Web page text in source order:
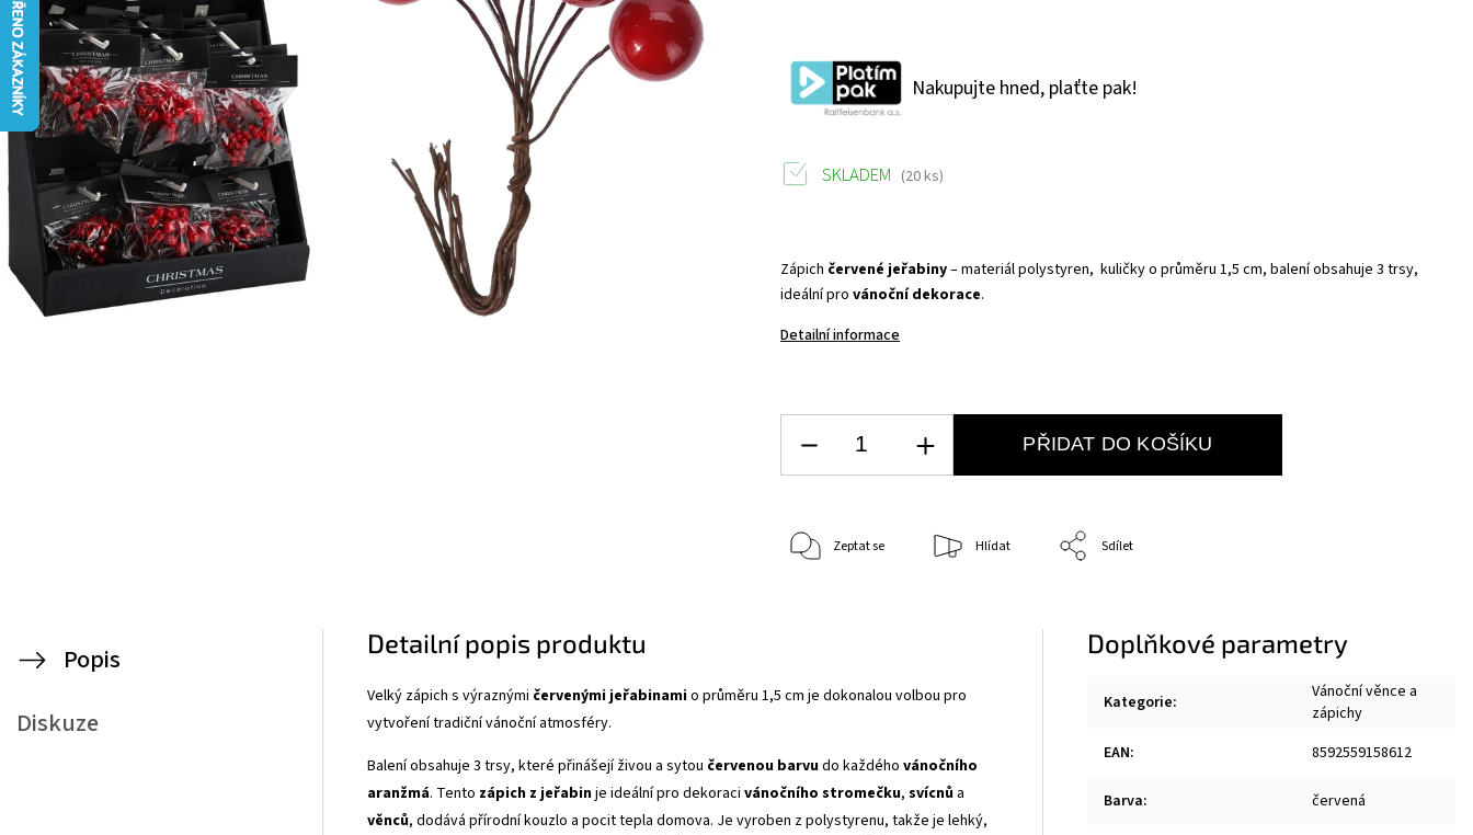
Nakupujte hned, plaťte pak!
Zápich červené jeřabiny– materiál polystyren, kuličky o průměru 1,5 cm, balení obsahuje 3 trsy,
ideální provánoční dekorace.
Detailní informace
SKLADEM (20 ks)
PŘIDAT DO KOŠÍKU
Zeptat se Hlídat Sdílet
Popis
Diskuze
Detailní popis produktu
Velký zápich s výraznými červenými jeřabinamio průměru 1,5 cm je dokonalou volbou pro
vytvoření tradiční vánoční atmosféry.
Balení obsahuje 3 trsy, které přinášejí živou a sytou červenou barvudo každého vánočního
aranžmá. Tento zápich z jeřabinje ideální pro dekoraci vánočního stromečku, svícnů a
věnců, dodává přírodní kouzlo a pocit tepla domova. Je vyroben z polystyrenu, takže je lehký,
Doplňkové parametry
Kategorie:
Vánoční věnce a
zápichy
EAN: 8592559158612
Barva: červená